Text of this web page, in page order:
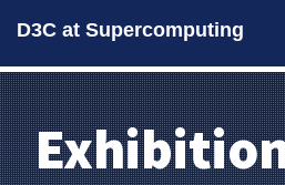
D3C at Supercomputing